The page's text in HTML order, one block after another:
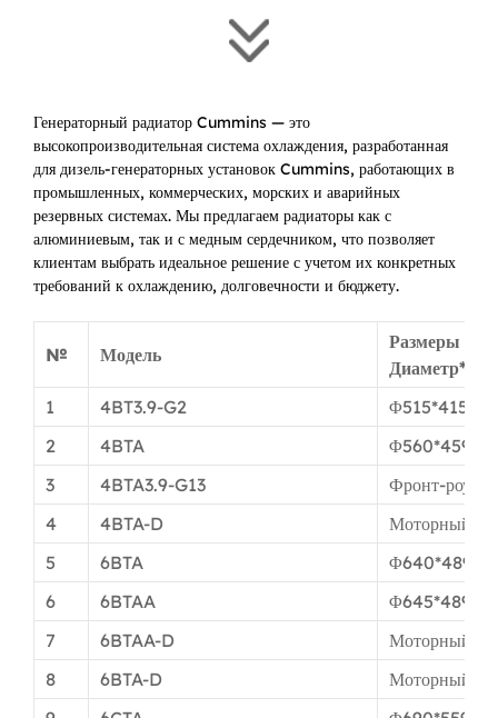
Генераторный радиатор Cummins — это
высокопроизводительная система охлаждения, разработанная
для дизель-генераторных установок Cummins, работающих в
промышленных, коммерческих, морских и аварийных
резервных системах. Мы предлагаем радиаторы как с
алюминиевым, так и с медным сердечником, что позволяет
клиентам выбрать идеальное решение с учетом их конкретных
требований к охлаждению, долговечности и бюджету.
№ Модель
Размеры
Диаметр*
1
4BT3.9-G2
Φ515*415
2
4BTA
Φ560*459мм
3
4BTA3.9-G13
Фронт-роуд
4
4BTA-D
Моторный
5
6BTA
Φ640*489мм
6
6BTAA
Φ645*489мм
7
6BTAA-D
Моторный
8
6BTA-D
Моторный